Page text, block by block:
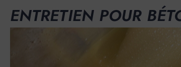
ENTRETIEN POUR